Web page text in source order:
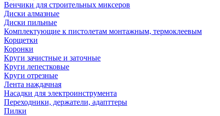
Венчики для строительных миксеров
Диски алмазные
Диски пильные
Комплектующие к пистолетам монтажным, термоклеевым
Корщетки
Коронки
Круги зачистные и заточные
Круги лепестковые
Круги отрезные
Лента наждачная
Насадки для электроинструмента
Переходники, держатели, адапттеры
Пилки